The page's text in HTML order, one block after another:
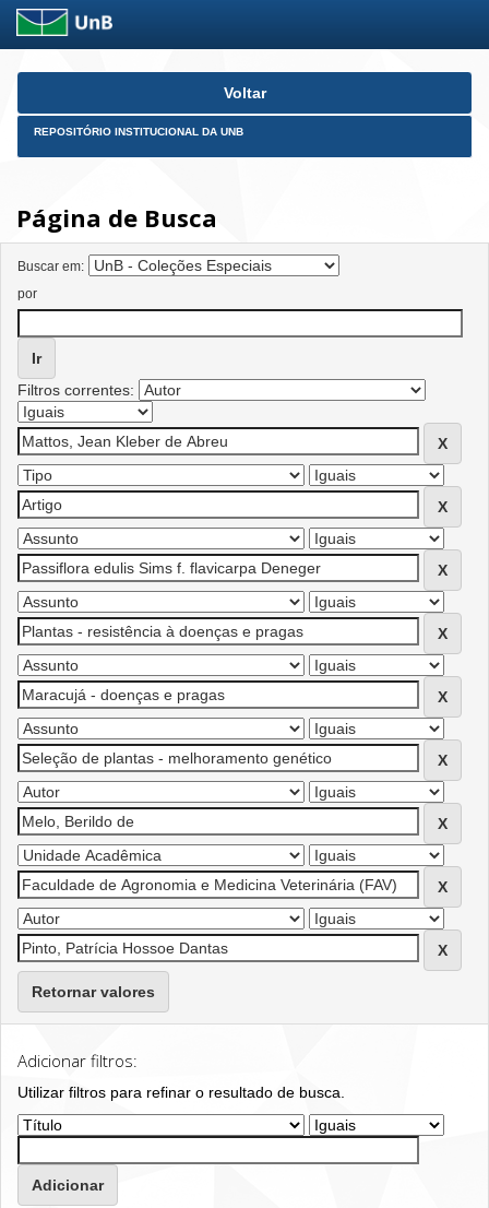
Skip
Voltar
REPOSITÓRIO INSTITUCIONAL DA UNB
Página de Busca
Buscar em:
por
Filtros correntes:
Retornar valores
Adicionar filtros:
Utilizar filtros para refinar o resultado de busca.